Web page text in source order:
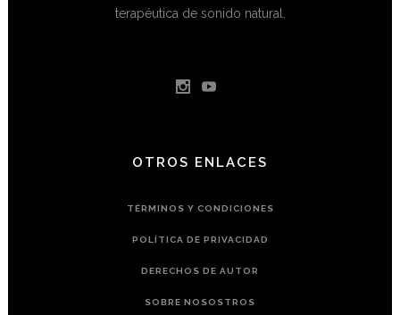
terapéutica de sonido natural.
OTROS ENLACES
TÉRMINOS Y CONDICIONES
POLÍTICA DE PRIVACIDAD
DERECHOS DE AUTOR
SOBRE NOSOSTROS